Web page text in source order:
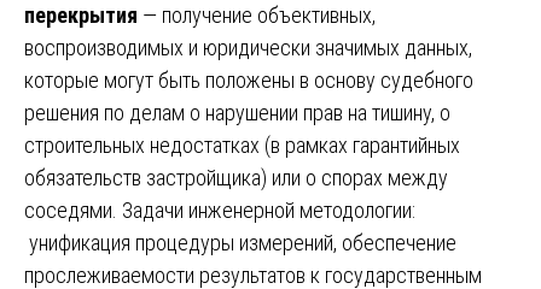
перекрытия — получение объективных,
воспроизводимых и юридически значимых данных,
которые могут быть положены в основу судебного
решения по делам о нарушении прав на тишину, о
строительных недостатках (в рамках гарантийных
обязательств застройщика) или о спорах между
соседями. Задачи инженерной методологии:
унификация процедуры измерений, обеспечение
прослеживаемости результатов к государственным